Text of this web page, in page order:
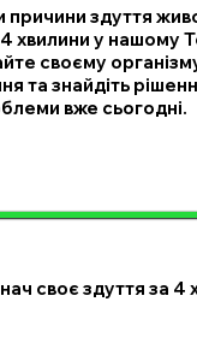
причини здуття
4 хвилини у нашому
своєму
та знайдіть
вже сьогодні.
своє здуття за 4